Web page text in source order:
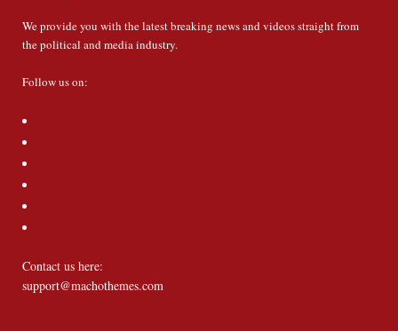
We provide you with the latest breaking news and videos straight from
the political and media industry.
Follow us on:
Contact us here:
support@machothemes.com